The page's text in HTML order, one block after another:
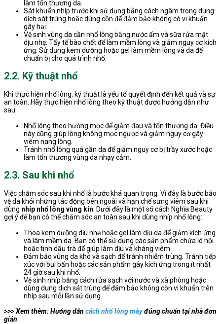
làm tổn thương da.
Sát khuẩn nhíp trước khi sử dụng bằng cách ngâm trong dung
dịch sát trùng hoặc dùng cồn để đảm bảo không có vi khuẩn
gây hại.
Vệ sinh vùng da cần nhổ lông bằng nước ấm và sữa rửa mặt
dịu nhẹ. Tẩy tế bào chết để làm mềm lông và giảm nguy cơ kích
ứng. Sử dụng kem dưỡng hoặc gel làm mềm lông và da để
chuẩn bị cho quá trình nhổ.
2.2. Kỹ thuật nhổ
Khi thực hiện nhổ lông, kỹ thuật là yếu tố quyết định đến kết quả và sự
an toàn. Hãy thực hiện nhổ lông theo kỹ thuật được hướng dẫn như
sau:
Nhổ lông theo hướng mọc để giảm đau và tổn thương da. Điều
này cũng giúp lông không mọc ngược và giảm nguy cơ gây
viêm nang lông.
Tránh nhổ lông quá gần da để giảm nguy cơ bị trầy xước hoặc
làm tổn thương vùng da nhạy cảm.
2.3. Sau khi nhổ
Việc chăm sóc sau khi nhổ là bước khá quan trọng. Vì đây là bước bảo
vệ da khỏi những tác động bên ngoài và hạn chế sưng viêm sau khi
dùng nhíp nhổ lông vùng kín . Dưới đây là một số cách Nghĩa Beauty
gợi ý để bạn có thể chăm sóc an toàn sau khi dùng nhíp nhổ lông:
Thoa kem dưỡng dịu nhẹ hoặc gel làm dịu da để giảm kích ứng
và làm mềm da. Bạn có thể sử dụng các sản phẩm chứa lô hội
hoặc tinh dầu trà để giúp làm dịu và kháng viêm.
Đảm bảo vùng da khô và sạch để tránh nhiễm trùng. Tránh tiếp
xúc với bụi bẩn hoặc các sản phẩm gây kích ứng trong ít nhất
24 giờ sau khi nhổ.
Vệ sinh nhíp bằng cách rửa sạch với nước và xà phòng hoặc
dùng dung dịch sát trùng để đảm bảo không còn vi khuẩn trên
nhíp sau mỗi lần sử dụng.
>>> Xem thêm: Hướng dẫn cách nhổ lông màyđúng chuẩn tại nhà đơn
giản